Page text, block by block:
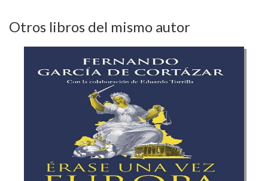
Otros libros del mismo autor